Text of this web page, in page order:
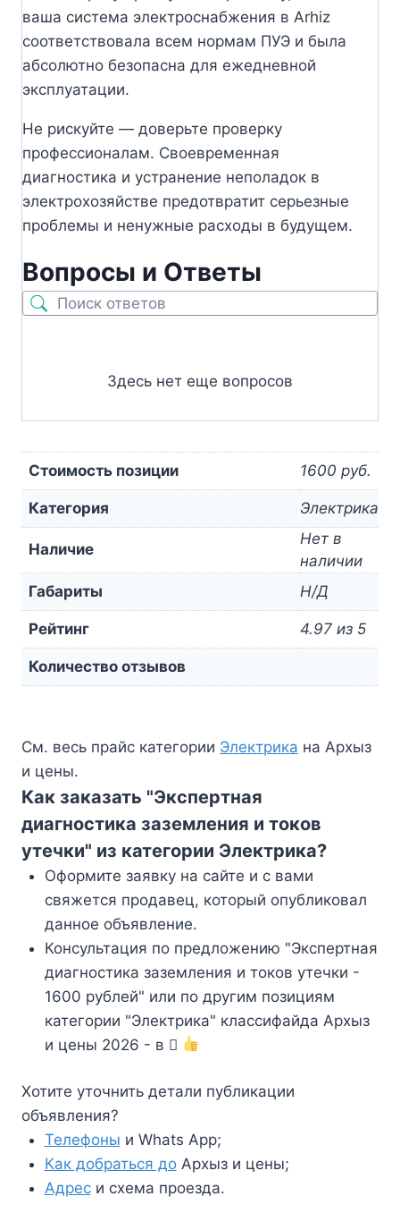
ваша система электроснабжения в Arhiz
соответствовала всем нормам ПУЭ и была
абсолютно безопасна для ежедневной
эксплуатации.
Не рискуйте — доверьте проверку
профессионалам. Своевременная
диагностика и устранение неполадок в
электрохозяйстве предотвратит серьезные
проблемы и ненужные расходы в будущем.
Вопросы и Ответы
Здесь нет еще вопросов
Стоимость позиции 1600 руб.
Категория Электрика
Наличие
Нет в
наличии
Габариты
Н/Д
Рейтинг 4.97 из 5
Количество отзывов
См. весь прайс категории Электрика на Архыз
и цены.
Как заказать "Экспертная
диагностика заземления и токов
утечки" из категории Электрика?
Оформите заявку на сайте и с вами
свяжется продавец, который опубликовал
данное объявление.
Консультация по предложению "Экспертная
диагностика заземления и токов утечки -
1600 рублей" или по другим позициям
категории "Электрика" классифайда Архыз
и цены 2026 - в
Хотите уточнить детали публикации
объявления?
Телефоны и Whats App;
Как добраться доАрхыз и цены;
Адреси схема проезда.